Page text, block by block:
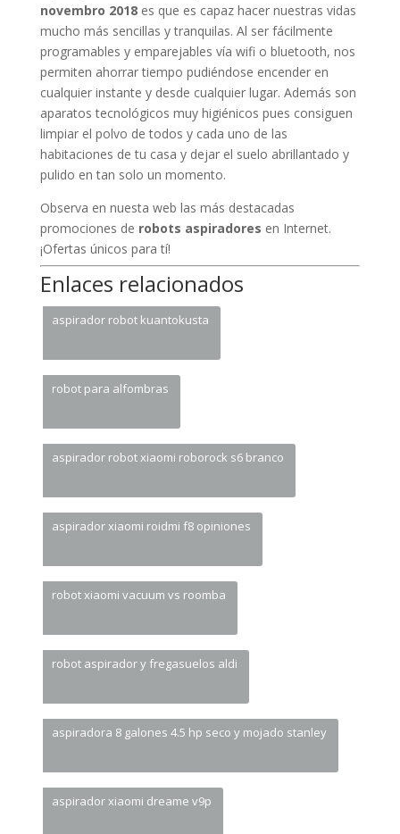
novembro 2018es que es capaz hacer nuestras vidas
mucho más sencillas y tranquilas. Al ser fácilmente
programables y emparejables vía wifi o bluetooth, nos
permiten ahorrar tiempo pudiéndose encender en
cualquier instante y desde cualquier lugar. Además son
aparatos tecnológicos muy higiénicos pues consiguen
limpiar el polvo de todos y cada uno de las
habitaciones de tu casa y dejar el suelo abrillantado y
pulido en tan solo un momento.
Observa en nuesta web las más destacadas
promociones de robots aspiradores en Internet.
¡Ofertas únicos para tí!
Enlaces relacionados
aspirador robot kuantokusta
robot para alfombras
aspirador robot xiaomi roborock s6 branco
aspirador xiaomi roidmi f8 opiniones
robot xiaomi vacuum vs roomba
robot aspirador y fregasuelos aldi
aspiradora 8 galones 4.5 hp seco y mojado stanley
aspirador xiaomi dreame v9p